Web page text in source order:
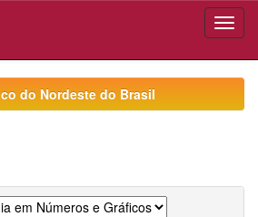
do Nordeste do Brasil